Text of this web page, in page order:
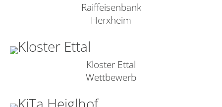
Raiffeisenbank
Herxheim
Kloster Ettal
Wettbewerb